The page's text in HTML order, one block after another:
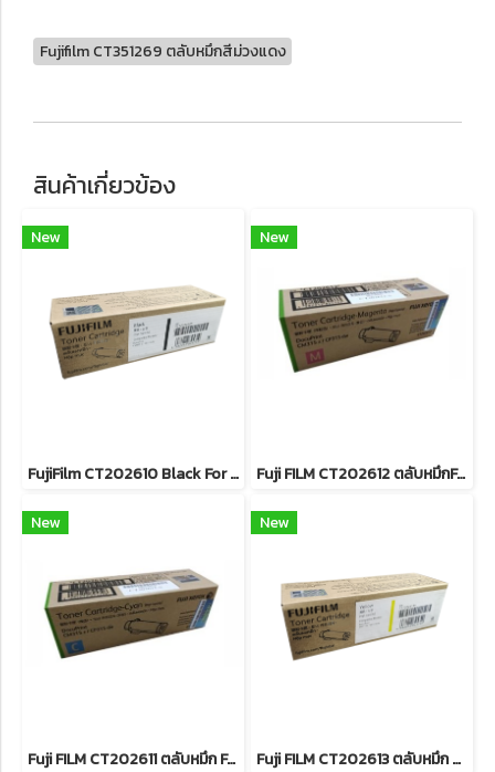
Fujifilm CT351269 ตลับหมึกสีม่วงแดง
สินค้าเกี่ยวข้อง
New
FujiFilm CT202610 Black For DocuPrint CP315dw/ CM315z หมึกพิมพ์เลเซอร์โทนเนอร์สีดำ รับประกันศูนย์บริการของแท้แน่นอน
New
Fuji FILM CT202612 ตลับหมึกFor DocuPrint CP315dw/ CM315z หมึกพิมพ์เลเซอร์โทนเนอร์สีแดง รับประกันศูนย์บริการของแท้แน่นอน
New
Fuji FILM CT202611 ตลับหมึก For DocuPrint CP315dw/ CM315z หมึกพิมพ์เลเซอร์โทนเนอร์สีฟ้า รับประกันศูนย์บริการของแท้แน่นอน
New
Fuji FILM CT202613 ตลับหมึก FOR DocuPrint CP315dw/ CM315z หมึกพิมพ์เลเซอร์โทนเนอร์สีเหลือง รับประกันศูนย์บริการของแท้แน่นอน